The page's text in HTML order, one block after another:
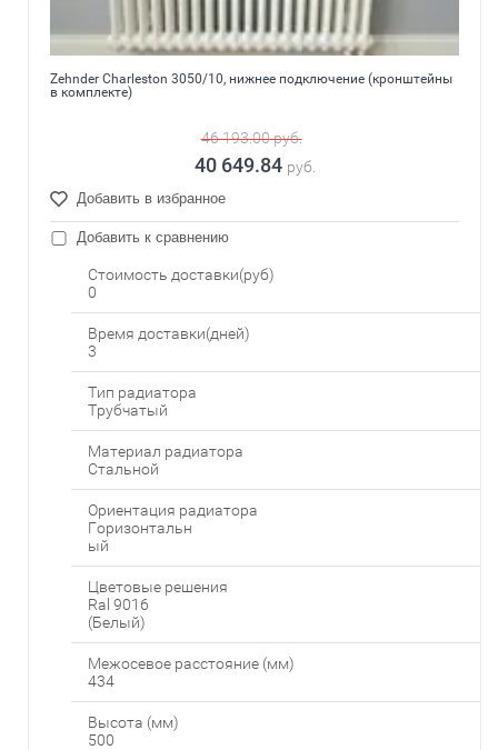
Zehnder Charleston 3050/10, нижнее подключение (кронштейны
в комплекте)
46 193.00руб.
40 649.84 руб.
Добавить в избранное
Добавить к сравнению
Стоимость доставки(руб)
0
Время доставки(дней)
3
Тип радиатора
Трубчатый
Материал радиатора
Стальной
Ориентация радиатора
Горизонтальн
ый
Цветовые решения
Ral 9016
(Белый)
Межосевое расстояние (мм)
434
Высота (мм)
500